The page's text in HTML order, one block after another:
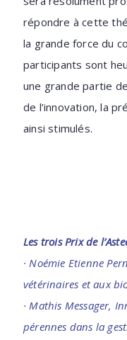
répondre à cette
la grande force du
participants sont
une grande partie
de l’innovation, la
ainsi stimulés.
Les trois Prix de
· Noémie Etienne
vétérinaires et aux
· Mathis Messager,
pérennes dans la